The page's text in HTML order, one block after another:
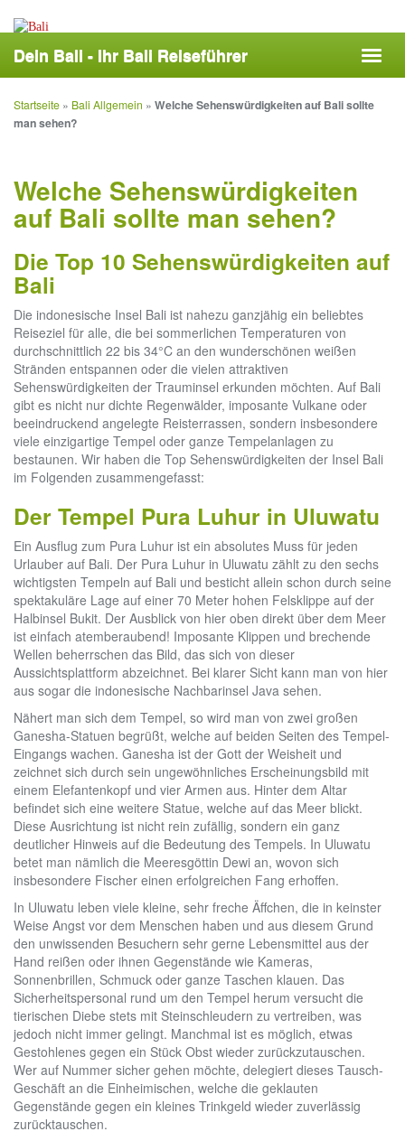
content
Dein Bali - Ihr Bali Reiseführer
Startseite » Bali Allgemein » Welche Sehenswürdigkeiten auf Bali sollte
man sehen?
Welche Sehenswürdigkeiten
auf Bali sollte man sehen?
Die Top 10 Sehenswürdigkeiten auf
Bali
Die indonesische Insel Bali ist nahezu ganzjähig ein beliebtes
Reiseziel für alle, die bei sommerlichen Temperaturen von
durchschnittlich 22 bis 34°C an den wunderschönen weißen
Stränden entspannen oder die vielen attraktiven
Sehenswürdigkeiten der Trauminsel erkunden möchten. Auf Bali
gibt es nicht nur dichte Regenwälder, imposante Vulkane oder
beeindruckend angelegte Reisterrassen, sondern insbesondere
viele einzigartige Tempel oder ganze Tempelanlagen zu
bestaunen. Wir haben die Top Sehenswürdigkeiten der Insel Bali
im Folgenden zusammengefasst:
Der Tempel Pura Luhur in Uluwatu
Ein Ausflug zum Pura Luhur ist ein absolutes Muss für jeden
Urlauber auf Bali. Der Pura Luhur in Uluwatu zählt zu den sechs
wichtigsten Tempeln auf Bali und besticht allein schon durch seine
spektakuläre Lage auf einer 70 Meter hohen Felsklippe auf der
Halbinsel Bukit. Der Ausblick von hier oben direkt über dem Meer
ist einfach atemberaubend! Imposante Klippen und brechende
Wellen beherrschen das Bild, das sich von dieser
Aussichtsplattform abzeichnet. Bei klarer Sicht kann man von hier
aus sogar die indonesische Nachbarinsel Java sehen.
Nähert man sich dem Tempel, so wird man von zwei großen
Ganesha-Statuen begrüßt, welche auf beiden Seiten des Tempel-
Eingangs wachen. Ganesha ist der Gott der Weisheit und
zeichnet sich durch sein ungewöhnliches Erscheinungsbild mit
einem Elefantenkopf und vier Armen aus. Hinter dem Altar
befindet sich eine weitere Statue, welche auf das Meer blickt.
Diese Ausrichtung ist nicht rein zufällig, sondern ein ganz
deutlicher Hinweis auf die Bedeutung des Tempels. In Uluwatu
betet man nämlich die Meeresgöttin Dewi an, wovon sich
insbesondere Fischer einen erfolgreichen Fang erhoffen.
In Uluwatu leben viele kleine, sehr freche Äffchen, die in keinster
Weise Angst vor dem Menschen haben und aus diesem Grund
den unwissenden Besuchern sehr gerne Lebensmittel aus der
Hand reißen oder ihnen Gegenstände wie Kameras,
Sonnenbrillen, Schmuck oder ganze Taschen klauen. Das
Sicherheitspersonal rund um den Tempel herum versucht die
tierischen Diebe stets mit Steinschleudern zu vertreiben, was
jedoch nicht immer gelingt. Manchmal ist es möglich, etwas
Gestohlenes gegen ein Stück Obst wieder zurückzutauschen.
Wer auf Nummer sicher gehen möchte, delegiert dieses Tausch-
Geschäft an die Einheimischen, welche die geklauten
Gegenstände gegen ein kleines Trinkgeld wieder zuverlässig
zurücktauschen.